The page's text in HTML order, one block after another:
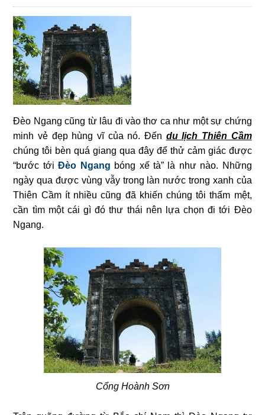
Đèo Ngang cũng từ lâu đi vào thơ ca như một sự chứng
minh vẻ đẹp hùng vĩ của nó. Đến du lịch Thiên Cầm
chúng tôi bèn quá giang qua đây để thử cảm giác được
“bước tớiĐèo Ngang bóng xế tà” là như nào. Những
ngày qua được vùng vẫy trong làn nước trong xanh của
Thiên Cầm ít nhiều cũng đã khiến chúng tôi thấm mệt,
cần tìm một cái gì đó thư thái nên lựa chọn đi tới Đèo
Ngang.
Cổng Hoành Sơn